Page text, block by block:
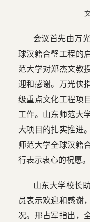
会议首先由万
球汉籍合璧工程的
范大学对郑杰文教
迎和感谢。万光侠
级重点文化工程项
工作。山东师范大
大项目的扎实推进
师范大学全球汉籍
行表示衷心的祝愿。
山东大学校长
员表示欢迎和感谢
况。邢占军指出，